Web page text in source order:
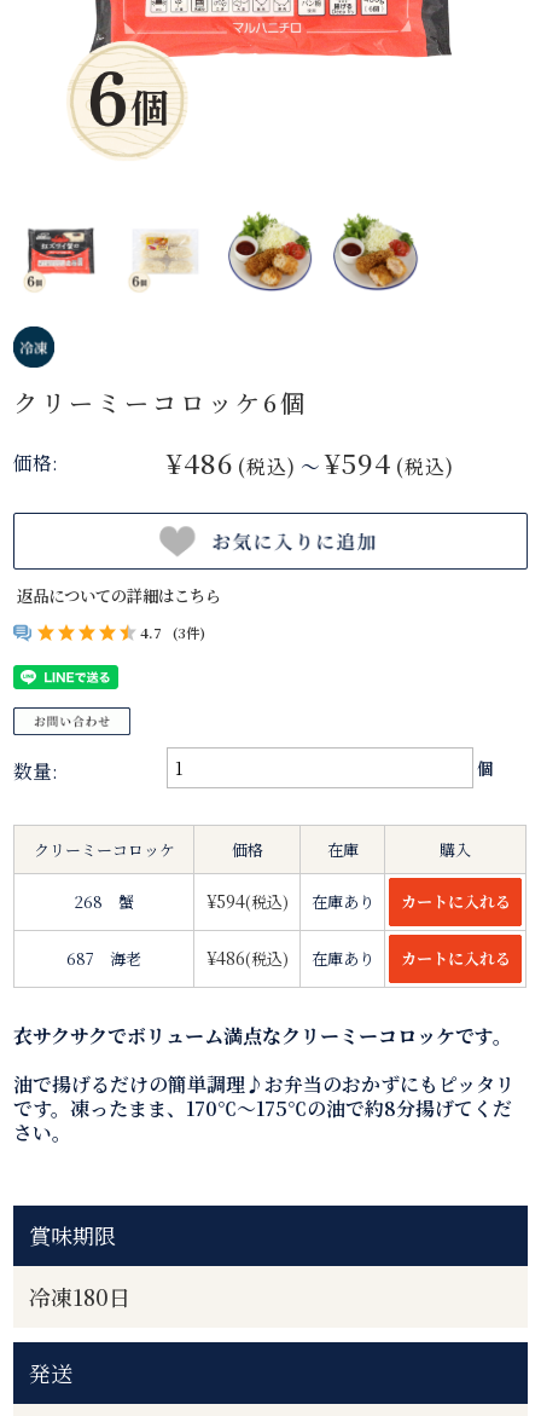
クリーミーコロッケ6個
価格: ¥486 (税込) ～ ¥594 (税込)
返品についての詳細はこちら
4.7 (3件)
数量: 個
クリーミーコロッケ 価格 在庫 購入
268 蟹 ¥594(税込) 在庫あり
687 海老 ¥486(税込) 在庫あり
衣サクサクでボリューム満点なクリーミーコロッケです。
油で揚げるだけの簡単調理♪お弁当のおかずにもピッタリ
です。凍ったまま、170℃～175℃の油で約8分揚げてくだ
さい。
賞味期限
冷凍180日
発送